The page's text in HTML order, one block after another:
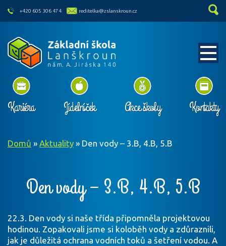
skip to main content
+420 605 306 474 reditelka@zslanskroun.cz
Kariéra Jídelníček Akce školy Kontakty
Domů » Aktuality » Den vody – 3.B, 4.B, 5.B
Den vody – 3.B, 4.B, 5.B
22.3. Den vody si naše třída připomněla projektovou
hodinou. Zopakovali jsme si koloběh vody a zdůraznili,
jak je důležitá ochrana vodních toků a šetření vodou. A